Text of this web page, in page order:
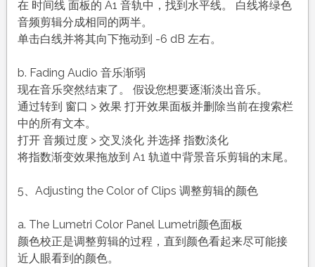
在 时间线 面板的 A1 音轨中，找到水平线。 白线将绿色
音频剪辑分成相同的两半。
单击白线并将其向下拖动到 -6 dB 左右。
b. Fading Audio 音乐渐弱
现在音乐突然结束了。 假设您想要逐渐淡出音乐。
通过转到 窗口 > 效果 打开效果面板并删除当前在搜索栏
中的所有文本。
打开 音频过度 > 交叉淡化 并选择 指数淡化
将指数渐变效果拖放到 A1 轨道中背景音乐剪辑的末尾。
5、Adjusting the Color of Clips 调整剪辑的颜色
a. The Lumetri Color Panel Lumetri颜色面板
颜色校正是调整剪辑的过程，直到颜色看起来尽可能接
近人眼看到的颜色。